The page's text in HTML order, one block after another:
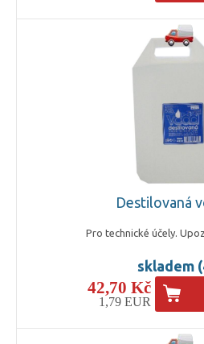
Destilovaná
Pro technické účely.
skladem
42,70 Kč
1,79 EUR